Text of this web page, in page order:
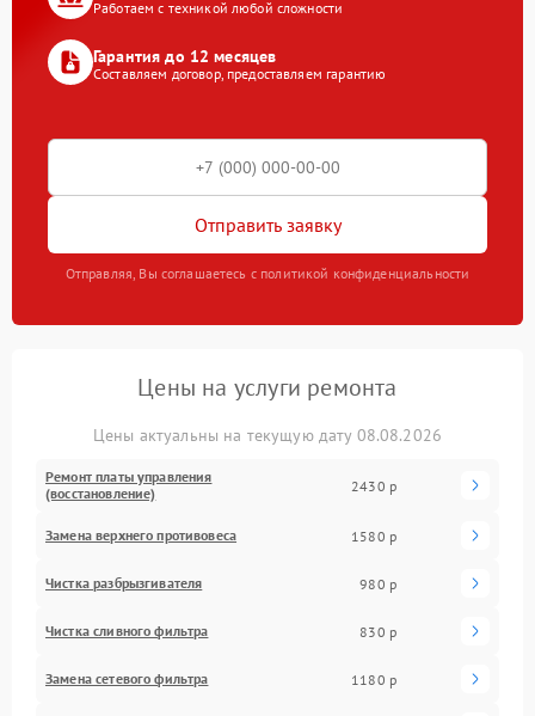
Работаем с техникой любой сложности
Гарантия до 12 месяцев
Составляем договор, предоставляем гарантию
Отправить заявку
Отправляя, Вы соглашаетесь с политикой конфиденциальности
Цены на услуги ремонта
Цены актуальны на текущую дату 08.08.2026
Ремонт платы управления
(восстановление)
2430 р
Замена верхнего противовеса 1580 р
Чистка разбрызгивателя 980 р
Чистка сливного фильтра 830 р
Замена сетевого фильтра 1180 р